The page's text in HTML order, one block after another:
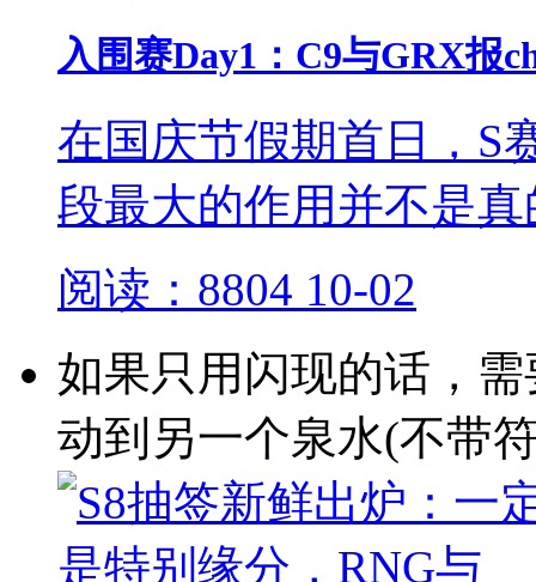
入围赛Day1：C9与GRX报
在国庆节假期首日，S
段最大的作用并不是
阅读：8804 10-02
如果只用闪现的话，
动到另一个泉水(不带